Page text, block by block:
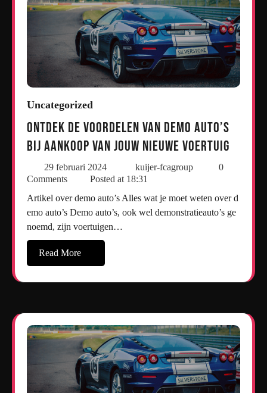
Uncategorized
Ontdek de Voordelen van Demo Auto’s
bij Aankoop van Jouw Nieuwe Voertuig
29 februari 2024 kuijer-fcagroup
0
Comments
Posted at 18:31
Artikel over demo auto’s Alles wat je moet weten over d
emo auto’s Demo auto’s, ook wel demonstratieauto’s ge
noemd, zijn voertuigen…
Read More